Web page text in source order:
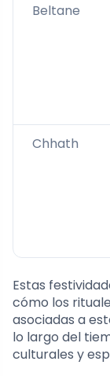
Beltane
Chhath
Estas
cómo los
asociadas a
lo largo del
culturales y